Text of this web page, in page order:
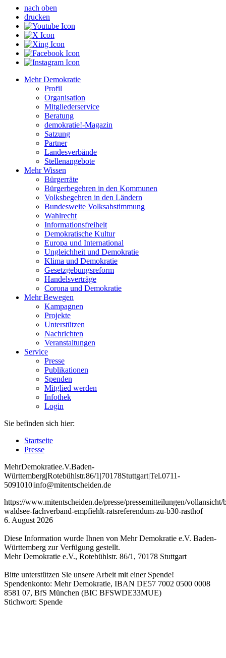
nach oben
drucken
Mehr Demokratie
Profil
Organisation
Mitgliederservice
Beratung
demokratie!-Magazin
Satzung
Partner
Landesverbände
Stellenangebote
Mehr Wissen
Bürgerräte
Bürgerbegehren in den Kommunen
Volksbegehren in den Ländern
Bundesweite Volksabstimmung
Wahlrecht
Informationsfreiheit
Demokratische Kultur
Europa und International
Ungleichheit und Demokratie
Klima und Demokratie
Gesetzgebungsreform
Handelsverträge
Corona und Demokratie
Mehr Bewegen
Kampagnen
Projekte
Unterstützen
Nachrichten
Veranstaltungen
Service
Presse
Publikationen
Spenden
Mitglied werden
Infothek
Login
Sie befinden sich hier:
Startseite
Presse
MehrDemokratiee.V.Baden-
Württemberg|Rotebühlstr.86/1 |70178Stuttgart|Tel.0711-
5091010|info@mitentscheiden.de
https://www.mitentscheiden.de/presse/pressemitteilungen/vollansicht/
waldsee-fachverband-empfiehlt-ratsreferendum-zu-b30-rasthof
6. August 2026
Diese Information wurde Ihnen von Mehr Demokratie e.V. Baden-
Württemberg zur Verfügung gestellt.
Mehr Demokratie e.V., Rotebühlstr. 86/1, 70178 Stuttgart
Bitte unterstützen Sie unsere Arbeit mit einer Spende!
Spendenkonto: Mehr Demokratie, IBAN DE57 7002 0500 0008
8581 07, BfS München (BIC BFSWDE33MUE)
Stichwort: Spende